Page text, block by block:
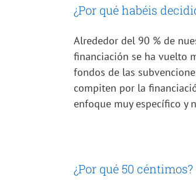
¿Por qué habéis
Alrededor del 90 % de
financiación se ha vuelto
fondos de las
compiten por la
enfoque muy específico y
¿Por qué 50 céntimos?